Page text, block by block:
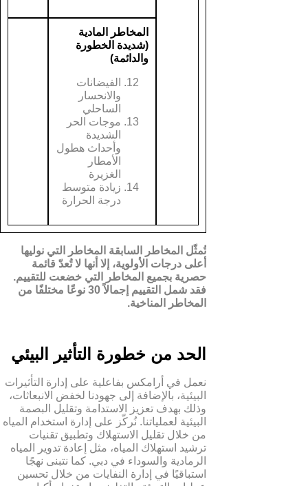
المخاطر المادية
(شديدة الخطورة
والدائمة)
الفيضانات
والانحسار
الساحلي
موجات الحر
الشديدة
وأحداث هطول
الأمطار
الغزيرة
زيادة متوسط ​​
درجة الحرارة
تُمثّل المخاطر السابقة المخاطر التي نوليها
أعلى درجات الأولوية، إلا أنها لا تُعدّ قائمة
حصرية بجميع المخاطر التي خضعت للتقييم.
فقد شمل التقييم إجمالاً 30 نوعًا مختلفًا من
المخاطر المناخية.
الحد من خطورة التأثير البيئي
نعمل في أرامكس بفاعلية على إدارة التأثيرات
البيئية، بالإضافة إلى جهودنا لخفض الانبعاثات،
وذلك بهدف تعزيز الاستدامة وتقليل البصمة
البيئية لعملياتنا. نُركّز على إدارة استخدام المياه
من خلال تقليل الاستهلاك وتطبيق تقنيات
ترشيد استهلاك المياه، مثل إعادة تدوير المياه
الرمادية والسوداء في دبي. كما نتبنى نهجًا
استباقيًا في إدارة النفايات من خلال تحسين